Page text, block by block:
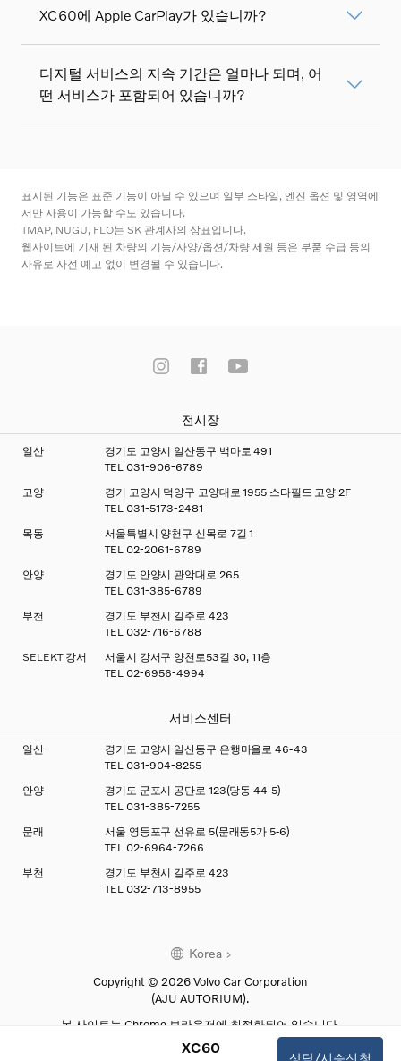
XC60
상담/시승신청
XC60에 Apple CarPlay가 있습니까?
디지털 서비스의 지속 기간은 얼마나 되며, 어
떤 서비스가 포함되어 있습니까?
표시된 기능은 표준 기능이 아닐 수 있으며 일부 스타일, 엔진 옵션 및 영역에
서만 사용이 가능할 수도 있습니다.
TMAP, NUGU, FLO는 SK 관계사의 상표입니다.
웹사이트에 기재 된 차량의 기능/사양/옵션/차량 제원 등은 부품 수급 등의
사유로 사전 예고 없이 변경될 수 있습니다.
전시장
일산
경기도 고양시 일산동구 백마로 491
TEL 031-906-6789
고양
경기 고양시 덕양구 고양대로 1955 스타필드 고양 2F
TEL 031-5173-2481
목동
서울특별시 양천구 신목로 7길 1
TEL 02-2061-6789
안양
경기도 안양시 관악대로 265
TEL 031-385-6789
부천
경기도 부천시 길주로 423
TEL 032-716-6788
SELEKT 강서
서울시 강서구 양천로53길 30, 11층
TEL 02-6956-4994
서비스센터
일산
경기도 고양시 일산동구 은행마을로 46-43
TEL 031-904-8255
안양
경기도 군포시 공단로 123(당동 44-5)
TEL 031-385-7255
문래
서울 영등포구 선유로 5(문래동5가 5-6)
TEL 02-6964-7266
부천
경기도 부천시 길주로 423
TEL 032-713-8955
Korea
Copyright © 2026 Volvo Car Corporation
(AJU AUTORIUM).
본 사이트는 Chrome 브라우저에 최적화되어 있습니다.
아주오토리움㈜ | 대표이사 : 박영석 |